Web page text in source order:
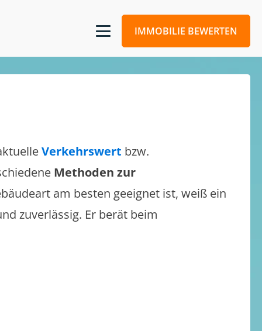
IMMOBILIE BEWERTEN
Verkehrswert bzw.
Methoden zur
am besten geeignet ist, weiß ein
zuverlässig. Er berät beim